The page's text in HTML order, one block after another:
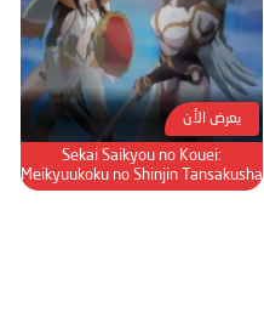
يعرض الأن
Sekai Saikyou no Kouei:
Meikyuukoku no Shinjin Tansakusha